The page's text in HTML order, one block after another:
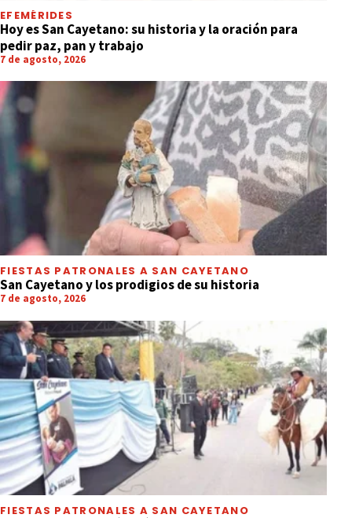
EFEMÉRIDES
Hoy es San Cayetano: su historia y la oración para
pedir paz, pan y trabajo
7 de agosto, 2026
FIESTAS PATRONALES A SAN CAYETANO
San Cayetano y los prodigios de su historia
7 de agosto, 2026
FIESTAS PATRONALES A SAN CAYETANO